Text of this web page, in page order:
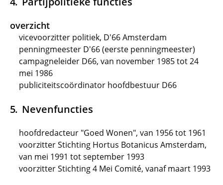
overzicht
vicevoorzitter politiek, D'66 Amsterdam
penningmeester D'66 (eerste penningmeester)
campagneleider D66, van november 1985 tot 24
mei 1986
publiciteitscoördinator hoofdbestuur D66
Nevenfuncties
hoofdredacteur "Goed Wonen", van 1956 tot 1961
voorzitter Stichting Hortus Botanicus Amsterdam,
van mei 1991 tot september 1993
voorzitter Stichting 4 Mei Comité, vanaf maart 1993